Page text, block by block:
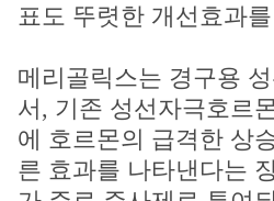
표도 뚜렷한 개선효과
메리골릭스는 경구용
서, 기존 성선자극호르
에 호르몬의 급격한 상
른 효과를 나타낸다는